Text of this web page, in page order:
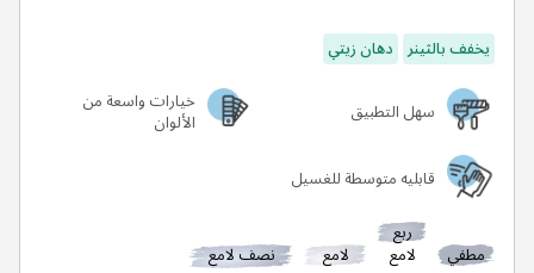
يخفف بالثينر دهان زيتي
سهل التطبيق
خيارات واسعة من
الألوان
قابليه متوسطة للغسيل
مطفي
ربع
لامع لامع نصف لامع